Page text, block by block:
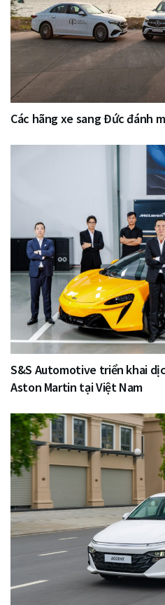
Các hãng xe sang Đức đánh
S&S Automotive triển khai
Aston Martin tại Việt Nam